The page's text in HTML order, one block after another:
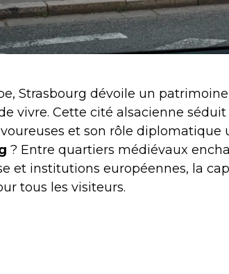
Strasbourg dévoile un
vivre. Cette cité alsacienne
et son rôle diplomatique
? Entre quartiers médiévaux
et institutions européennes, la
tous les visiteurs.